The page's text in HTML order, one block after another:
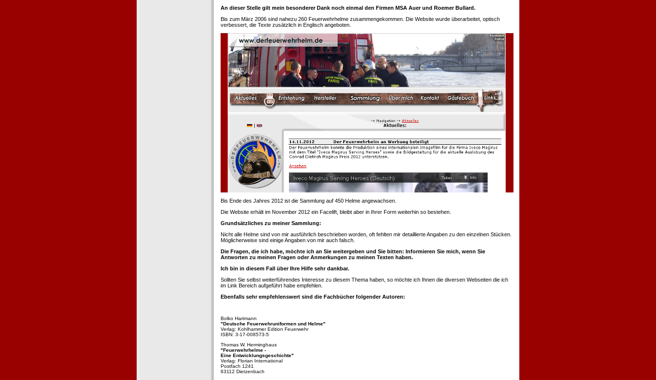
An dieser Stelle gilt mein besonderer Dank noch einmal den Firmen MSA Auer und Roemer Bullard.
Bis zum März 2006 sind nahezu 260 Feuerwehrhelme zusammengekommen. Die Website wurde überarbeitet, optisch
verbessert, die Texte zusätzlich in Englisch angeboten.
Bis Ende des Jahres 2012 ist die Sammlung auf 450 Helme angewachsen.
Die Website erhält im November 2012 ein Facelift, bleibt aber in Ihrer Form weiterhin so bestehen.
Grundsätzliches zu meiner Sammlung:
Nicht alle Helme sind von mir ausführlich beschrieben worden, oft fehlten mir detaillierte Angaben zu den einzelnen Stücken.
Möglicherweise sind einige Angaben von mir auch falsch.
Die Fragen, die ich habe, möchte ich an Sie weitergeben und Sie bitten: Informieren Sie mich, wenn Sie
Antworten zu meinen Fragen oder Anmerkungen zu meinen Texten haben.
Ich bin in diesem Fall über Ihre Hilfe sehr dankbar.
Sollten Sie selbst weiterführendes Interesse zu diesem Thema haben, so möchte ich Ihnen die diversen Webseiten die ich
im Link Bereich aufgeführt habe empfehlen.
Ebenfalls sehr empfehlenswert sind die Fachbücher folgender Autoren:
Bolko Hartmann
"Deutsche Feuerwehruniformen und Helme"
Verlag: Kohlhammer Edition Feuerwehr
ISBN: 3-17-008573-5
Thomas W. Herminghaus
"Feuerwehrhelme -
Eine Entwicklungsgeschichte"
Verlag: Florian International
Postfach 1241
63112 Dietzenbach